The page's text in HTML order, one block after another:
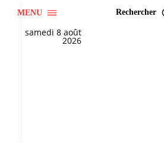
MENU Rechercher
samedi 8 août
2026